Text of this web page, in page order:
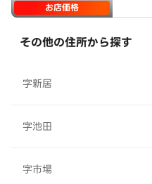
お店価格
その他の住所から探す
字新居
字池田
字市場